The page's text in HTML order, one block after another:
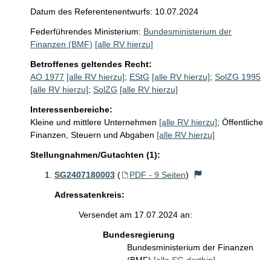
Datum des Referentenentwurfs: 10.07.2024
Federführendes Ministerium: Bundesministerium der
Finanzen (BMF) [alle RV hierzu]
Betroffenes geltendes Recht:
AO 1977 [alle RV hierzu]; EStG [alle RV hierzu]; SolZG 1995
[alle RV hierzu]; SolZG [alle RV hierzu]
Interessenbereiche:
Kleine und mittlere Unternehmen [alle RV hierzu]; Öffentliche
Finanzen, Steuern und Abgaben [alle RV hierzu]
Stellungnahmen/Gutachten (1):
SG2407180003 ( PDF - 9 Seiten)
Adressatenkreis:
Versendet am 17.07.2024 an:
Bundesregierung
Bundesministerium der Finanzen